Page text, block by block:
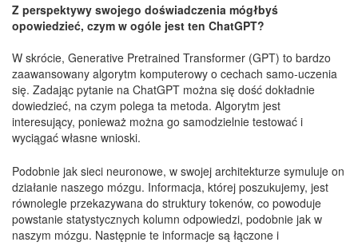
Z perspektywy swojego doświadczenia mógłbyś
opowiedzieć, czym w ogóle jest ten ChatGPT?
W skrócie, Generative Pretrained Transformer (GPT) to bardzo
zaawansowany algorytm komputerowy o cechach samo-uczenia
się. Zadając pytanie na ChatGPT można się dość dokładnie
dowiedzieć, na czym polega ta metoda. Algorytm jest
interesujący, ponieważ można go samodzielnie testować i
wyciągać własne wnioski.
Podobnie jak sieci neuronowe, w swojej architekturze symuluje on
działanie naszego mózgu. Informacja, której poszukujemy, jest
równolegle przekazywana do struktury tokenów, co powoduje
powstanie statystycznych kolumn odpowiedzi, podobnie jak w
naszym mózgu. Następnie te informacje są łączone i